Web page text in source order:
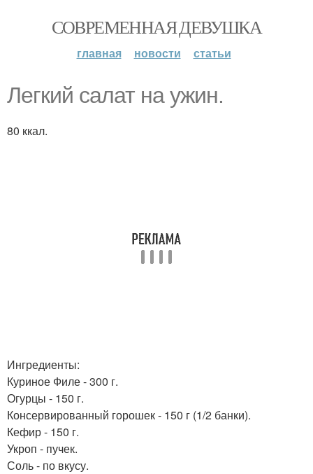
СОВРЕМЕННАЯ ДЕВУШКА
главная новости статьи
Легкий салат на ужин.
80 ккал.
Ингредиенты:
Куриное Филе - 300 г.
Огурцы - 150 г.
Консервированный горошек - 150 г (1/2 банки).
Кефир - 150 г.
Укроп - пучек.
Соль - по вкусу.